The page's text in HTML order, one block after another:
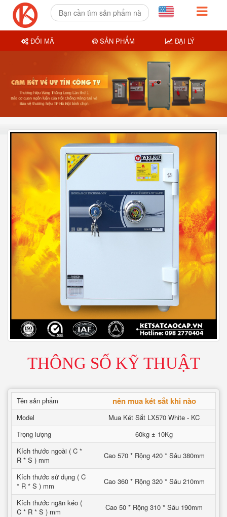
THÔNG SỐ KỸ THUẬT
Tên sản phẩm nên mua két sắt khi nào
Model
Mua Két Sắt LX570 White - KC
Trọng lượng
60kg ± 10Kg
Kích thước ngoài ( C *
R * S ) mm
Cao 570 * Rộng 420 * Sâu 380mm
Kích thước sử dụng ( C
* R * S ) mm
Cao 360 * Rộng 320 * Sâu 210mm
Kích thước ngăn kéo (
C * R * S ) mm
Cao 50 * Rộng 310 * Sâu 190mm
ĐỔI MÃ SẢN PHẨM ĐẠI LÝ